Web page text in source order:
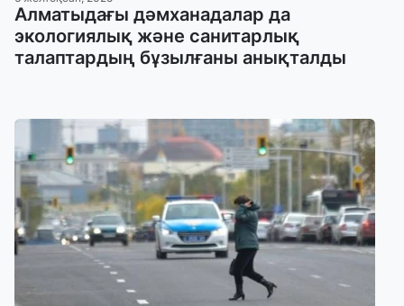
Алматыдағы дәмханадалар да
экологиялық және санитарлық
талаптардың бұзылғаны анықталды